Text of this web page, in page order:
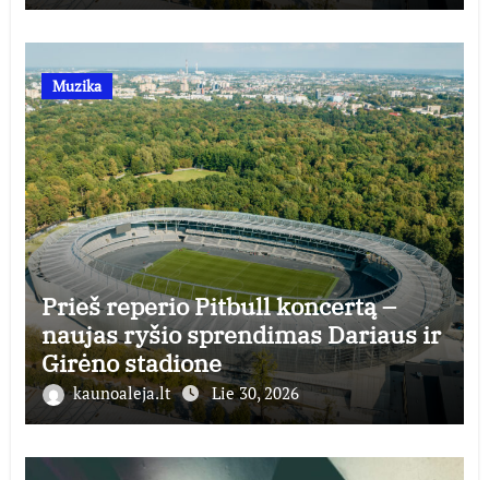
Muzika
Prieš reperio Pitbull koncertą –
naujas ryšio sprendimas Dariaus ir
Girėno stadione
kaunoaleja.lt Lie 30, 2026